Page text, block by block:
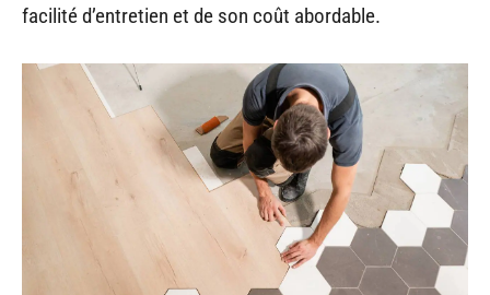
facilité d’entretien et de son coût abordable.